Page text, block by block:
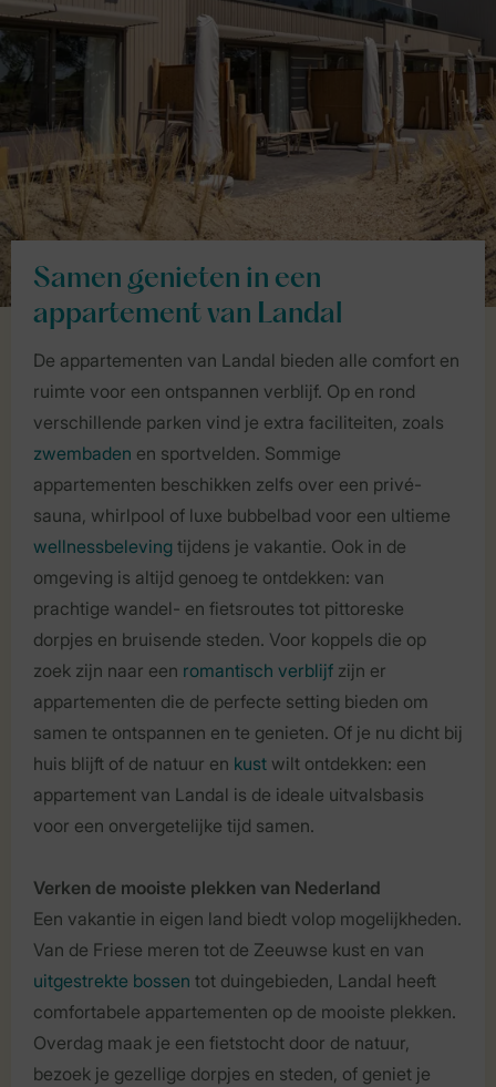
Samen genieten in een
appartement van Landal
De appartementen van Landal bieden alle comfort en
ruimte voor een ontspannen verblijf. Op en rond
verschillende parken vind je extra faciliteiten, zoals
zwembaden en sportvelden. Sommige
appartementen beschikken zelfs over een privé-
sauna, whirlpool of luxe bubbelbad voor een ultieme
wellnessbeleving tijdens je vakantie. Ook in de
omgeving is altijd genoeg te ontdekken: van
prachtige wandel- en fietsroutes tot pittoreske
dorpjes en bruisende steden. Voor koppels die op
zoek zijn naar een romantisch verblijf zijn er
appartementen die de perfecte setting bieden om
samen te ontspannen en te genieten. Of je nu dicht bij
huis blijft of de natuur en kust wilt ontdekken: een
appartement van Landal is de ideale uitvalsbasis
voor een onvergetelijke tijd samen.
Verken de mooiste plekken van Nederland
Een vakantie in eigen land biedt volop mogelijkheden.
Van de Friese meren tot de Zeeuwse kust en van
uitgestrekte bossen tot duingebieden, Landal heeft
comfortabele appartementen op de mooiste plekken.
Overdag maak je een fietstocht door de natuur,
bezoek je gezellige dorpjes en steden, of geniet je